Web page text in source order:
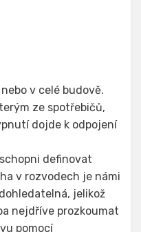
v celé budově.
ze spotřebičů,
dojde k odpojení
definovat
v rozvodech je námi
jelikož
nejdříve prozkoumat
pomocí